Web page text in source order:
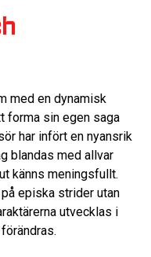
med en dynamisk
forma sin egen saga
har infört en nyansrik
blandas med allvar
känns meningsfullt.
episka strider utan
utvecklas i